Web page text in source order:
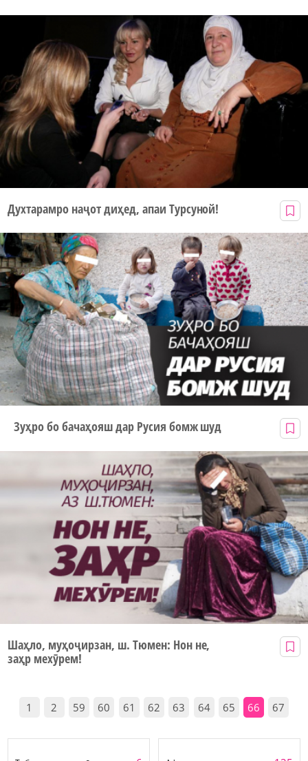
Духтарамро наҷот диҳед, апаи Турсуной!
Зуҳро бо бачаҳояш дар Русия бомж шуд
Шаҳло, муҳоҷирзан, ш. Тюмен: Нон не,
заҳр мехӯрем!
1 2 59 60 61 62 63 64 65 66 67